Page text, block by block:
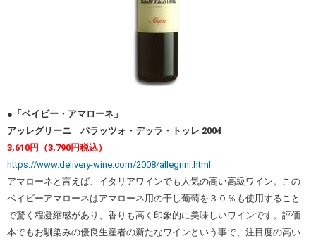
●「ベイビー・アマローネ」
アッレグリーニ パラッツォ・デッラ・トッレ 2004
3,610円（3,790円税込）
https://www.delivery-wine.com/2008/allegrini.html
アマローネと言えば、イタリアワインでも人気の高い高級ワイン。この
ベイビーアマローネはアマローネ用の干し葡萄を３０％も使用すること
で驚く程凝縮感があり、香りも高く印象的に美味しいワインです。評価
本でもお馴染みの優良生産者の新たなワインという事で、注目度の高い